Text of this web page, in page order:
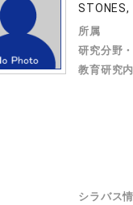
所属
研究分野
教育研究
シラバス